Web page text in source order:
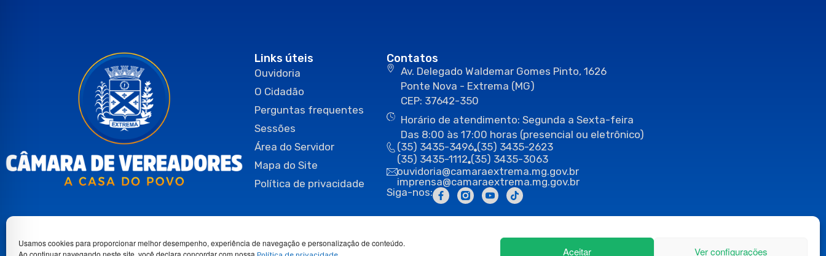
Usamos cookies para proporcionar melhor desempenho, experiência de navegação e personalização de conteúdo.
Ao continuar navegando neste site, você declara concordar com nossa
Aceitar Ver configurações
Links úteis
Ouvidoria
O Cidadão
Perguntas frequentes
Sessões
Área do Servidor
Mapa do Site
Política de privacidade
Contatos
Av. Delegado Waldemar Gomes Pinto, 1626
Ponte Nova - Extrema (MG)
CEP: 37642-350
Horário de atendimento: Segunda a Sexta-feira
Das 8:00 às 17:00 horas (presencial ou eletrônico)
(35) 3435-3496 (35) 3435-2623
(35) 3435-1112 (35) 3435-3063
ouvidoria@camaraextrema.mg.gov.br
imprensa@camaraextrema.mg.gov.br
Siga-nos: